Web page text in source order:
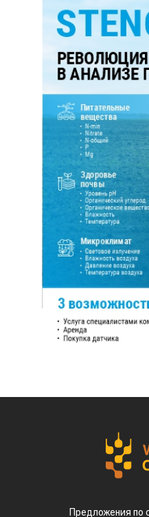
Предложения по